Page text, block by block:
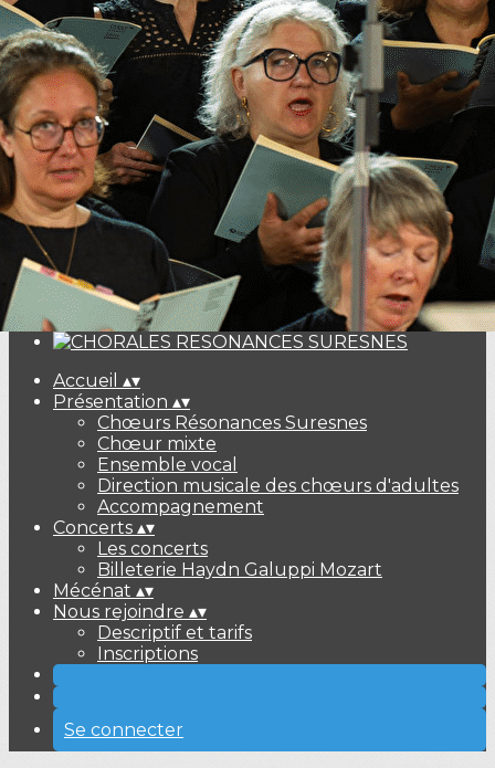
Exporter les lignes sélectionnées
Exporter toutes les colonnes
Exporter uniquement les colonnes affichées
Menu
<
>
Les concerts
Billeterie Haydn Galuppi Mozart
Ajoutez un logo, un bouton, des réseaux sociaux
Cliquez pour éditer
Accueil ▴▾
Présentation ▴▾
Chœurs Résonances Suresnes
Chœur mixte
Ensemble vocal
Direction musicale des chœurs d'adultes
Accompagnement
Concerts ▴▾
Les concerts
Billeterie Haydn Galuppi Mozart
Mécénat ▴▾
Nous rejoindre ▴▾
Descriptif et tarifs
Inscriptions
Se connecter